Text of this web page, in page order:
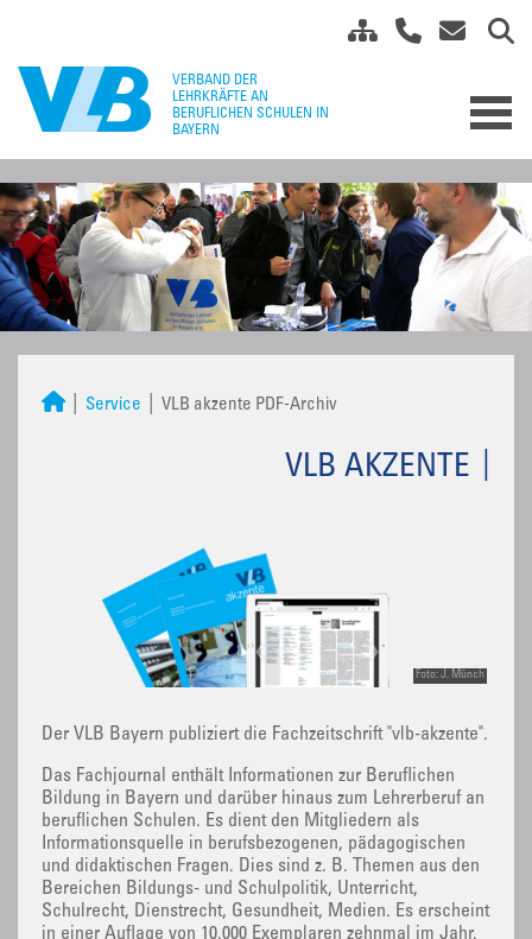
Service VLB akzente PDF-Archiv
VLB AKZENTE
Foto: J. Münch
Der VLB Bayern publiziert die Fachzeitschrift "vlb-akzente".
Das Fachjournal enthält Informationen zur Beruflichen
Bildung in Bayern und darüber hinaus zum Lehrerberuf an
beruflichen Schulen. Es dient den Mitgliedern als
Informationsquelle in berufsbezogenen, pädagogischen
und didaktischen Fragen. Dies sind z. B. Themen aus den
Bereichen Bildungs- und Schulpolitik, Unterricht,
Schulrecht, Dienstrecht, Gesundheit, Medien. Es erscheint
in einer Auflage von 10.000 Exemplaren zehnmal im Jahr.